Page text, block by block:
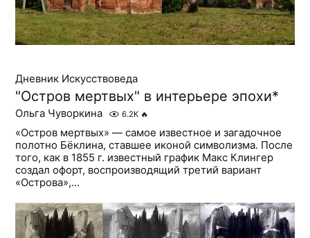
Дневник Искусствоведа
"Остров мертвых" в интерьере эпохи*
Ольга Чуворкина 6.2K 🔥
«Остров мертвых» — самое известное и загадочное
полотно Бёклина, ставшее иконой символизма. После
того, как в 1855 г. известный график Макс Клингер
создал офорт, воспроизводящий третий вариант
«Острова»,...